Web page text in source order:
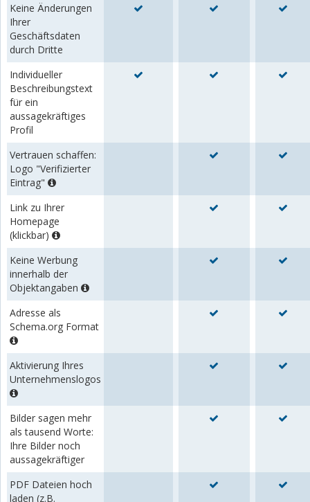
Keine Änderungen
Ihrer
Geschäftsdaten
durch Dritte
Individueller
Beschreibungstext
für ein
aussagekräftiges
Profil
Vertrauen schaffen:
Logo "Verifizierter
Eintrag"
Link zu Ihrer
Homepage
(klickbar)
Keine Werbung
innerhalb der
Objektangaben
Adresse als
Schema.org Format
Aktivierung Ihres
Unternehmenslogos
Bilder sagen mehr
als tausend Worte:
Ihre Bilder noch
aussagekräftiger
PDF Dateien hoch
laden (z.B.